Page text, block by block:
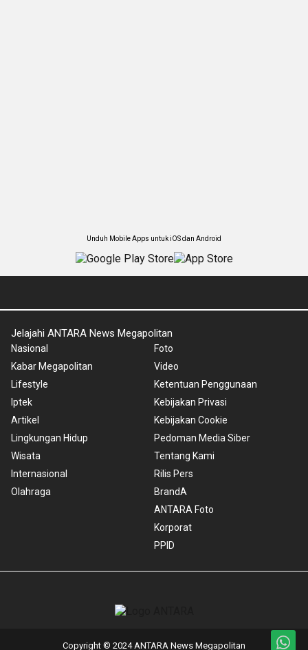
Unduh Mobile Apps untuk iOS dan Android
Jelajahi ANTARA News Megapolitan
Nasional
Kabar Megapolitan
Lifestyle
Iptek
Artikel
Lingkungan Hidup
Wisata
Internasional
Olahraga
Foto
Video
Ketentuan Penggunaan
Kebijakan Privasi
Kebijakan Cookie
Pedoman Media Siber
Tentang Kami
Rilis Pers
BrandA
ANTARA Foto
Korporat
PPID
Copyright © 2024 ANTARA News Megapolitan